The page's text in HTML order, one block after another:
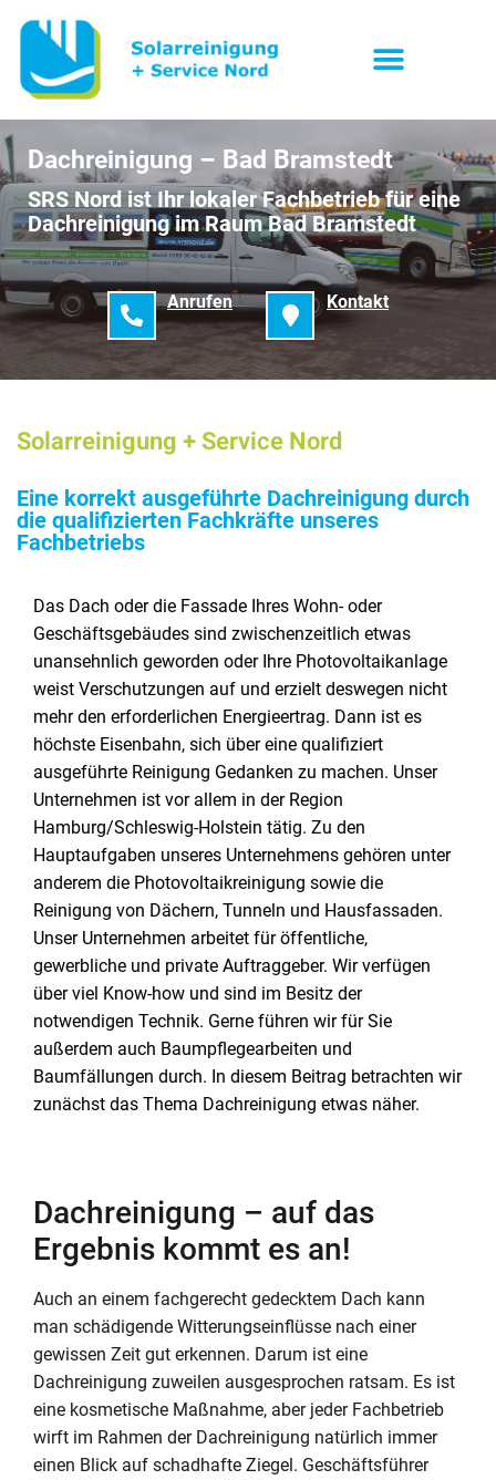
Dachreinigung – Bad Bramstedt
SRS Nord ist Ihr lokaler Fachbetrieb für eine
Dachreinigung im Raum Bad Bramstedt
Anrufen Kontakt
Solarreinigung + Service Nord
Eine korrekt ausgeführte Dachreinigung durch
die qualifizierten Fachkräfte unseres
Fachbetriebs
Das Dach oder die Fassade Ihres Wohn- oder
Geschäftsgebäudes sind zwischenzeitlich etwas
unansehnlich geworden oder Ihre Photovoltaikanlage
weist Verschutzungen auf und erzielt deswegen nicht
mehr den erforderlichen Energieertrag. Dann ist es
höchste Eisenbahn, sich über eine qualifiziert
ausgeführte Reinigung Gedanken zu machen. Unser
Unternehmen ist vor allem in der Region
Hamburg/Schleswig-Holstein tätig. Zu den
Hauptaufgaben unseres Unternehmens gehören unter
anderem die Photovoltaikreinigung sowie die
Reinigung von Dächern, Tunneln und Hausfassaden.
Unser Unternehmen arbeitet für öffentliche,
gewerbliche und private Auftraggeber. Wir verfügen
über viel Know-how und sind im Besitz der
notwendigen Technik. Gerne führen wir für Sie
außerdem auch Baumpflegearbeiten und
Baumfällungen durch. In diesem Beitrag betrachten wir
zunächst das Thema Dachreinigung etwas näher.
Dachreinigung – auf das
Ergebnis kommt es an!
Auch an einem fachgerecht gedecktem Dach kann
man schädigende Witterungseinflüsse nach einer
gewissen Zeit gut erkennen. Darum ist eine
Dachreinigung zuweilen ausgesprochen ratsam. Es ist
eine kosmetische Maßnahme, aber jeder Fachbetrieb
wirft im Rahmen der Dachreinigung natürlich immer
einen Blick auf schadhafte Ziegel. Geschäftsführer